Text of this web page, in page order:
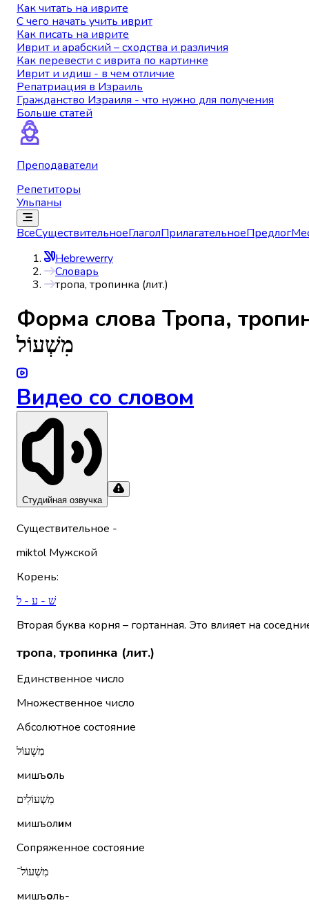
Как читать на иврите
С чего начать учить иврит
Как писать на иврите
Иврит и арабский – сходства и различия
Как перевести с иврита по картинке
Иврит и идиш - в чем отличие
Репатриация в Израиль
Гражданство Израиля - что нужно для получения
Больше статей
Преподаватели
Репетиторы
Ульпаны
ВсеСуществительноеГлаголПрилагательноеПредлог
Hebrewerry
Словарь
тропа, тропинка (лит.)
Форма слова Тропа,
מִשְׁעוֹל
Видео со словом
Студийная озвучка
Существительное -
miktol Мужской
Корень:
שׁ - ע - ל
Вторая буква корня – гортанная. Это влияет на
тропа, тропинка (лит.)
Единственное число
Множественное число
Абсолютное состояние
מִשְׁעוֹל
мишъоль
מִשְׁעוֹלִים
мишъолим
Сопряженное состояние
מִשְׁעוֹל־
мишъоль-